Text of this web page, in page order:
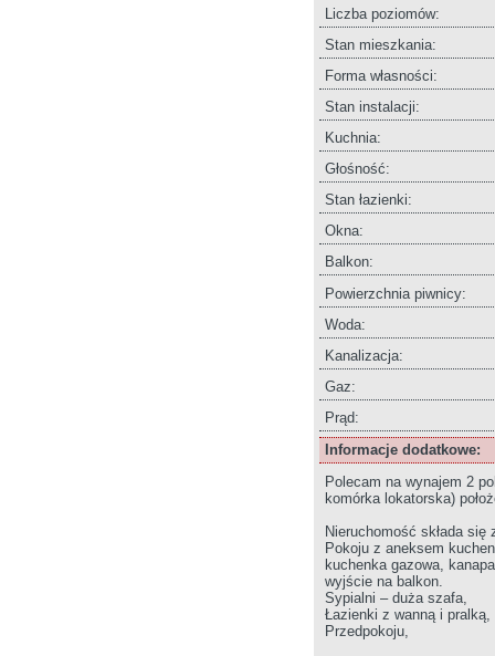
Liczba poziomów:
Stan mieszkania:
Forma własności:
Stan instalacji:
Kuchnia:
Głośność:
Stan łazienki:
Okna:
Balkon:
Powierzchnia piwnicy:
Woda:
Kanalizacja:
Gaz:
Prąd:
Informacje dodatkowe:
Polecam na wynajem 2
komórka lokatorska)
Nieruchomość składa się
Pokoju z aneksem
kuchenka gazowa,
wyjście na balkon.
Sypialni – duża szafa,
Łazienki z wanną i pralką,
Przedpokoju,